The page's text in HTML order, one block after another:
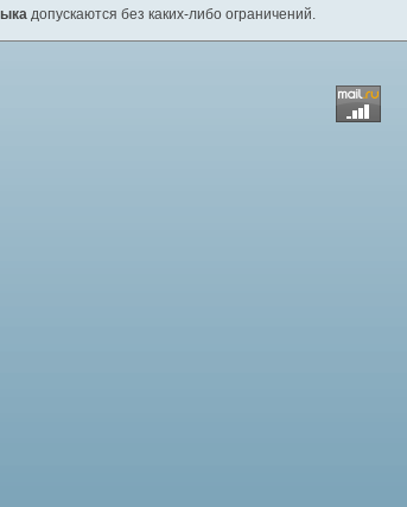
допускаются без каких-либо ограничений.